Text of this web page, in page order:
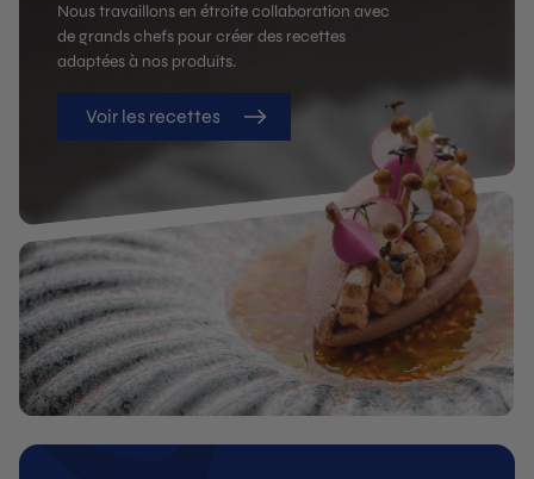
Nous travaillons en étroite collaboration avec
de grands chefs pour créer des recettes
adaptées à nos produits.
Voir les recettes